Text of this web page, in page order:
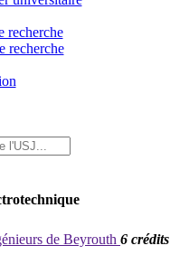
recherche
recherche
de Beyrouth 6 crédits